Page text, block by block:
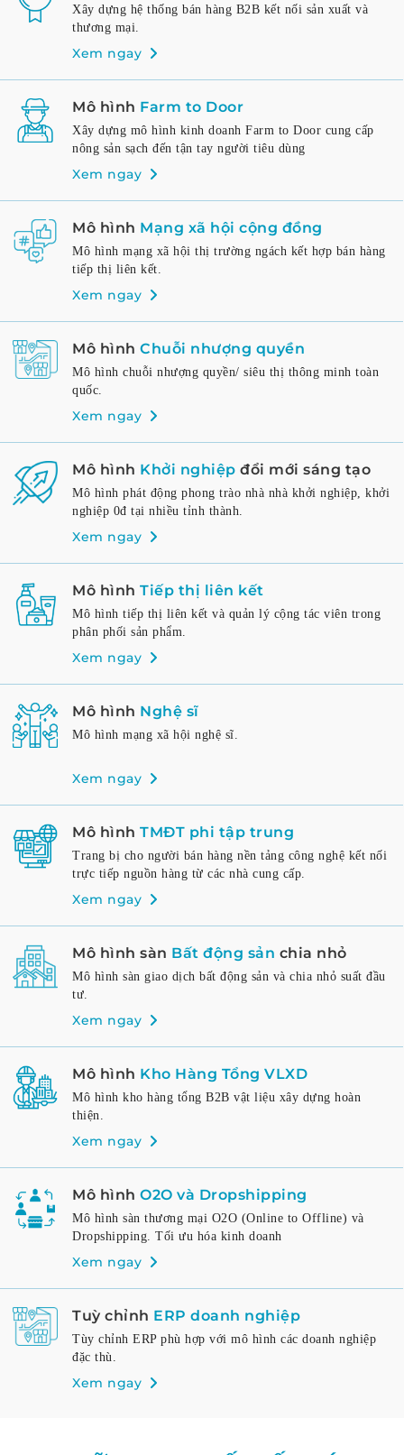
Xây dựng hệ thống bán hàng B2B kết nối sản xuất và
thương mại.
Xem ngay
Mô hình Farm to Door
Xây dựng mô hình kinh doanh Farm to Door cung cấp
nông sản sạch đến tận tay người tiêu dùng
Xem ngay
Mô hình Mạng xã hội cộng đồng
Mô hình mạng xã hội thị trường ngách kết hợp bán hàng
tiếp thị liên kết.
Xem ngay
Mô hình Chuỗi nhượng quyền
Mô hình chuỗi nhượng quyền/ siêu thị thông minh toàn
quốc.
Xem ngay
Mô hình Khởi nghiệp đổi mới sáng tạo
Mô hình phát động phong trào nhà nhà khởi nghiệp, khởi
nghiệp 0đ tại nhiều tỉnh thành.
Xem ngay
Mô hình Tiếp thị liên kết
Mô hình tiếp thị liên kết và quản lý cộng tác viên trong
phân phối sản phẩm.
Xem ngay
Mô hình Nghệ sĩ
Mô hình mạng xã hội nghệ sĩ.
Xem ngay
Mô hình TMĐT phi tập trung
Trang bị cho người bán hàng nền tảng công nghệ kết nối
trực tiếp nguồn hàng từ các nhà cung cấp.
Xem ngay
Mô hình sàn Bất động sản chia nhỏ
Mô hình sàn giao dịch bất động sản và chia nhỏ suất đầu
tư.
Xem ngay
Mô hình Kho Hàng Tổng VLXD
Mô hình kho hàng tổng B2B vật liệu xây dựng hoàn
thiện.
Xem ngay
Mô hình O2O và Dropshipping
Mô hình sàn thương mại O2O (Online to Offline) và
Dropshipping. Tối ưu hóa kinh doanh
Xem ngay
Tuỳ chỉnh ERP doanh nghiệp
Tùy chỉnh ERP phù hợp với mô hình các doanh nghiệp
đặc thù.
Xem ngay